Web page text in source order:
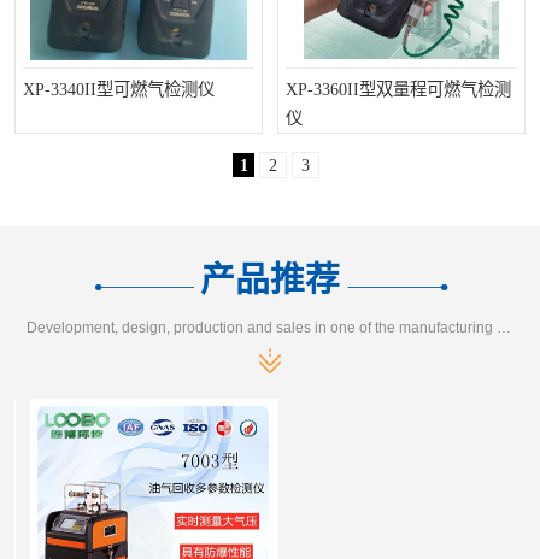
XP-3340II型可燃气检测仪
XP-3360II型双量程可燃气检测
仪
1 2 3
产品推荐
Development, design, production and sales in one of the manufacturing enterprises